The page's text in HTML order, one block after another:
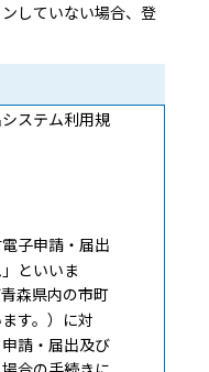
していない場合、登
ステム利用規
子申請・届出
といいま
森県内の市町
す。）に対
請・届出及び